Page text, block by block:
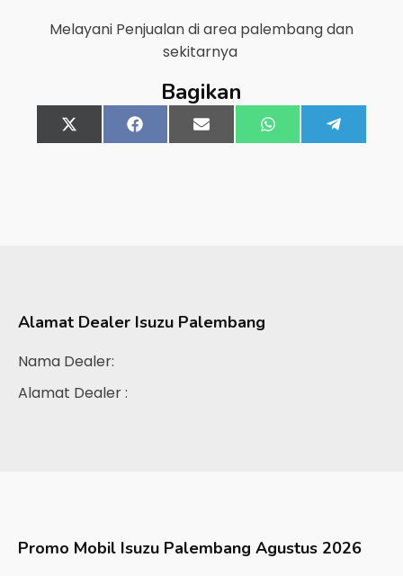
Melayani Penjualan di area palembangdan
sekitarnya
Bagikan
Share
on
X
(Twitter)
Share
on
FacebookShare
on
Email Share
on
WhatsApp
on
Alamat Dealer Isuzu Palembang
Nama Dealer:
Alamat Dealer :
Promo Mobil Isuzu Palembang Agustus 2026